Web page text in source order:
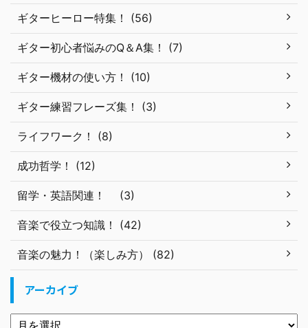
ギターヒーロー特集！ (56)
ギター初心者悩みのQ＆A集！ (7)
ギター機材の使い方！ (10)
ギター練習フレーズ集！ (3)
ライフワーク！ (8)
成功哲学！ (12)
留学・英語関連！ (3)
音楽で役立つ知識！ (42)
音楽の魅力！（楽しみ方） (82)
アーカイブ